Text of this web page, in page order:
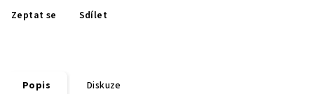
Zeptat se Sdílet
Popis Diskuze